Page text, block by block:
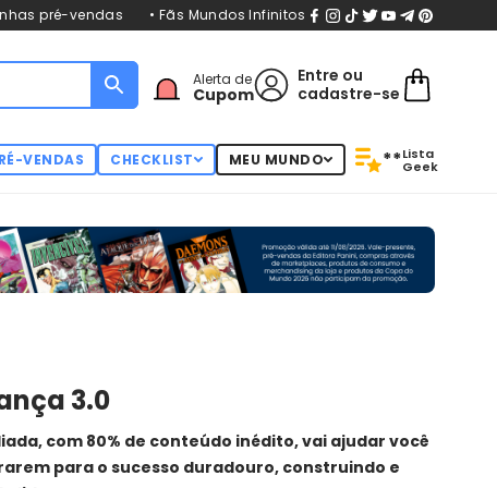
pré-vendas • Fãs Mundos Infinitos
Alerta de
Cupom
Entre ou
cadastre-se
VENDAS CHECKLIST MEU MUNDO **Lista
Geek
3.0
com 80% de conteúdo inédito, vai ajudar você
para o sucesso duradouro, construindo e